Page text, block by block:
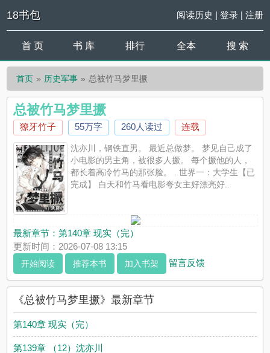
18书包 阅读历史 | 登录| 注册
首 页 书 库 排行 全本 搜 索
首页 历史军事 总被竹马梦里撅
总被竹马梦里撅
獠牙竹子 55万字 260人读过 连载
沈亦川，钢铁直男。 最近总做梦。 梦见自己成了
小电影的男主角，被很多人撅。 每个撅他的人，
都长着高冷竹马的那张脸。 . 世界一：大学生【已
完成】 白天和竹马看电影夸女主好漂亮好..
最新章节：第140章 现实（完）
更新时间：2026-07-08 13:15
开始阅读 推荐本书 加入书架 留言反馈
《总被竹马梦里撅》最新章节
第140章 现实（完）
第139章 （12）沈亦川